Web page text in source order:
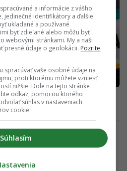
vykradli zlodeji.
škodu
dnes zaznamenali
Epicentrum vzniklo v Česku
a informácie z vášho
jedinečné identifikátory a ďalšie
ukladané a používané
byť zdieľané alebo môžu byť
webovými stránkami. My a naši
presné údaje o geolokácii. Pozrite
spracúvať vaše osobné údaje na
proti ktorému môžete vzniesť
nižšie. Dole na tejto stránke
odkaz, pomocou ktorého
súhlas v nastaveniach
cookie.
Súhlasím